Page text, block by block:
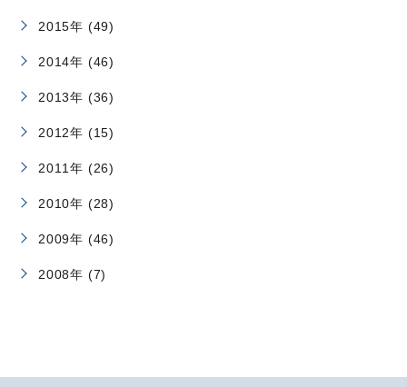
2015年 (49)
2014年 (46)
2013年 (36)
2012年 (15)
2011年 (26)
2010年 (28)
2009年 (46)
2008年 (7)